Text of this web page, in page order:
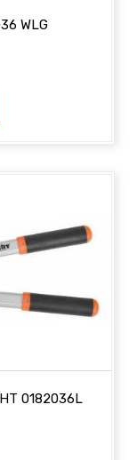
WLG
0182036L